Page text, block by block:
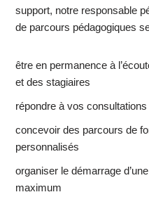
support, notre responsable
de parcours pédagogiques
être en permanence à
et des stagiaires
répondre à vos
concevoir des parcours de
personnalisés
organiser le démarrage
maximum